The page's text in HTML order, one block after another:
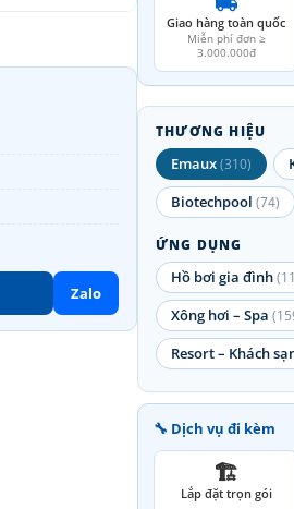
Zalo
Giao hàng toàn quốc
Miễn phí đơn ≥
3.000.000đ
THƯƠNG HIỆU
Emaux(310)
Biotechpool (74)
ỨNG DỤNG
Hồ bơi gia đình
Xông hơi – Spa
Resort – Khách
🔧 Dịch vụ đi kèm
🏗️
Lắp đặt trọn gói